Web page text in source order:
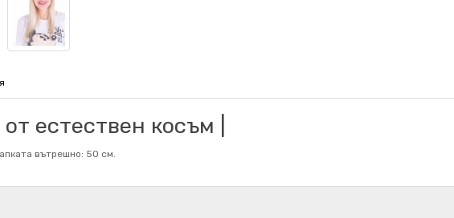
естествен косъм |
вътрешно: 50 см.